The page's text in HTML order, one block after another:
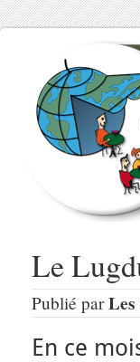
Le
Publié parLes
En ce